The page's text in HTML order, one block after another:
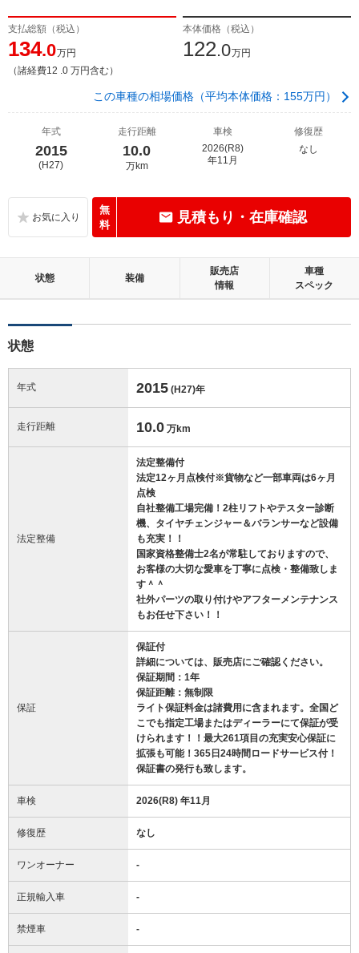
支払総額（税込）
134.0万円
（諸経費12 .0 万円含む）
本体価格（税込）
122.0万円
この車種の相場価格（平均本体価格：155万円）
年式
2015
(H27)
走行距離
10.0
万km
車検
2026(R8)
年11月
修復歴
なし
無
料
見積もり・在庫確認
状態 装備
販売店
情報
車種
スペック
状態
年式 2015 (H27)年
走行距離 10.0 万km
法定整備
法定整備付
法定12ヶ月点検付※貨物など一部車両は6ヶ月
点検
自社整備工場完備！2柱リフトやテスター診断
機、タイヤチェンジャー＆バランサーなど設備
も充実！！
国家資格整備士2名が常駐しておりますので、
お客様の大切な愛車を丁寧に点検・整備致しま
す＾＾
社外パーツの取り付けやアフターメンテナンス
もお任せ下さい！！
保証
保証付
詳細については、販売店にご確認ください。
保証期間：1年
保証距離：無制限
ライト保証料金は諸費用に含まれます。全国ど
こでも指定工場またはディーラーにて保証が受
けられます！！最大261項目の充実安心保証に
拡張も可能！365日24時間ロードサービス付！
保証書の発行も致します。
車検 2026(R8) 年11月
修復歴 なし
ワンオーナー -
正規輸入車 -
禁煙車 -